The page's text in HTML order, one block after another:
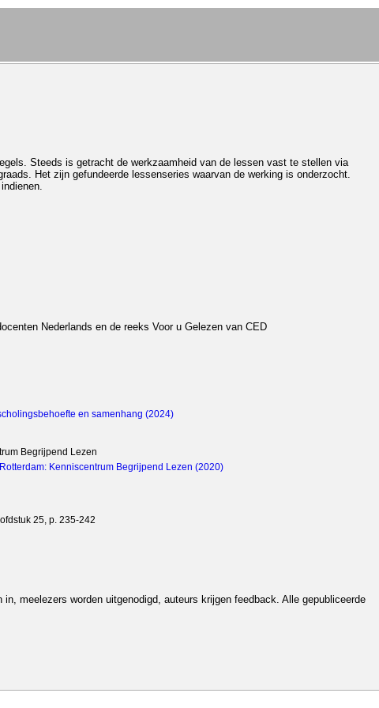
Steeds is getracht de werkzaamheid van de lessen vast te stellen via
Het zijn gefundeerde lessenseries waarvan de werking is onderzocht.
Nederlands en de reeks Voor u Gelezen van CED
en samenhang (2024)
Begrijpend Lezen
Kenniscentrum Begrijpend Lezen (2020)
25, p. 235-242
meelezers worden uitgenodigd, auteurs krijgen feedback. Alle gepubliceerde